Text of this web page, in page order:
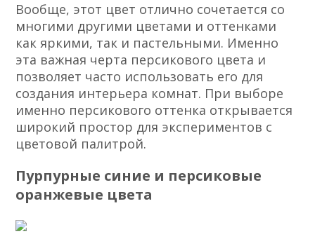
Вообще, этот цвет отлично сочетается со
многими другими цветами и оттенками
как яркими, так и пастельными. Именно
эта важная черта персикового цвета и
позволяет часто использовать его для
создания интерьера комнат. При выборе
именно персикового оттенка открывается
широкий простор для экспериментов с
цветовой палитрой.
Пурпурные синие и персиковые
оранжевые цвета